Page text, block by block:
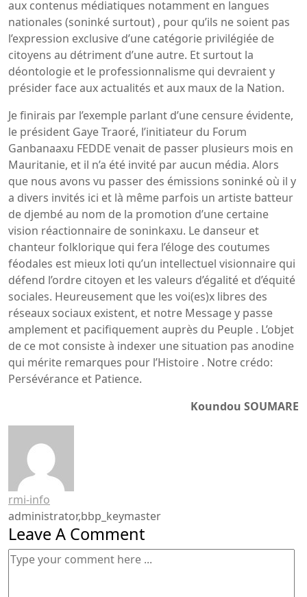
aux contenus médiatiques notamment en langues
nationales (soninké surtout) , pour qu’ils ne soient pas
l’expression exclusive d’une catégorie privilégiée de
citoyens au détriment d’une autre. Et surtout la
déontologie et le professionnalisme qui devraient y
présider face aux actualités et aux maux de la Nation.
Je finirais par l’exemple parlant d’une censure évidente,
le président Gaye Traoré, l’initiateur du Forum
Ganbanaaxu FEDDE venait de passer plusieurs mois en
Mauritanie, et il n’a été invité par aucun média. Alors
que nous avons vu passer des émissions soninké où il y
a divers invités ici et là même parfois un artiste batteur
de djembé au nom de la promotion d’une certaine
vision réactionnaire de soninkaxu. Le danseur et
chanteur folklorique qui fera l’éloge des coutumes
féodales est mieux loti qu’un intellectuel visionnaire qui
défend l’ordre citoyen et les valeurs d’égalité et d’équité
sociales. Heureusement que les voi(es)x libres des
réseaux sociaux existent, et notre Message y passe
amplement et pacifiquement auprès du Peuple . L’objet
de ce mot consiste à indexer une situation pas anodine
qui mérite remarques pour l’Histoire . Notre crédo:
Persévérance et Patience.
Koundou SOUMARE
rmi-info
administrator,bbp_keymaster
Leave A Comment